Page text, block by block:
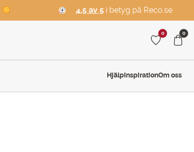
4,5 av 5 i betyg på Reco.se
HjälpInspirationOm oss
0 0